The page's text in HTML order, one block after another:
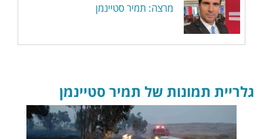
מרצה: תמיר סטיינמן
גלריית תמונות של תמיר סטיינמן